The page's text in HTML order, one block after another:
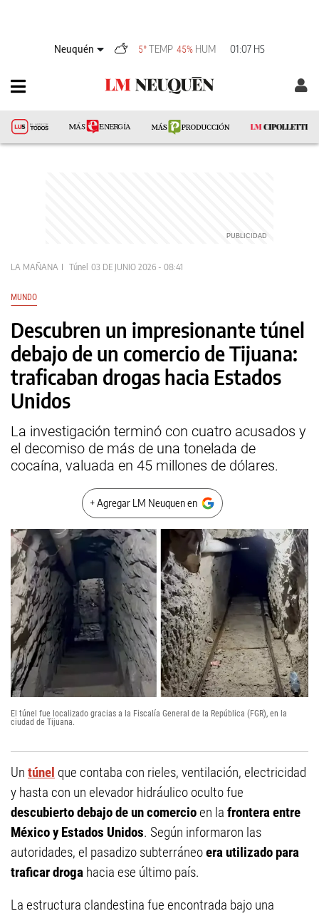
Neuquén 5° TEMP 45% HUM 01:07 HS
LA MAÑANA Túnel 03 DE JUNIO 2026 - 08:41
MUNDO
Descubren un impresionante túnel
debajo de un comercio de Tijuana:
traficaban drogas hacia Estados
Unidos
La investigación terminó con cuatro acusados y
el decomiso de más de una tonelada de
cocaína, valuada en 45 millones de dólares.
+ Agregar LM Neuquen en
El túnel fue localizado gracias a la Fiscalía General de la República (FGR), en la
ciudad de Tijuana.
Un túnel que contaba con rieles, ventilación, electricidad
y hasta con un elevador hidráulico oculto fue
descubierto debajo de un comercioen la frontera entre
México y Estados Unidos. Según informaron las
autoridades, el pasadizo subterráneoera utilizado para
traficar droga hacia ese último país.
La estructura clandestina fue encontrada bajo una